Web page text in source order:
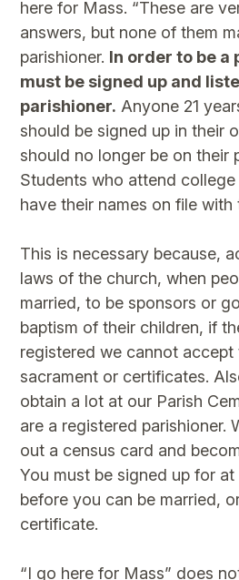
here for Mass. “These are
answers, but none of them
parishioner. In order to be a
must be signed up and
parishioner. Anyone 21
should be signed up in their
should no longer be on their
Students who attend
have their names on file with
This is necessary because,
laws of the church, when
married, to be sponsors or
baptism of their children, if
registered we cannot accept
sacrament or certificates.
obtain a lot at our Parish
are a registered parishioner.
out a census card and
You must be signed up for
before you can be married,
certificate.
“I go here for Mass” does